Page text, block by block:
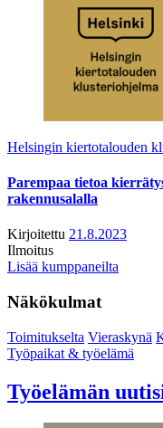
Helsingin kiertotalouden
Parempaa tietoa
rakennusalalla
Kirjoitettu 21.8.2023
Ilmoitus
Lisää kumppaneilta
Näkökulmat
Toimitukselta Vieraskynä
Työpaikat & työelämä
Työelämän